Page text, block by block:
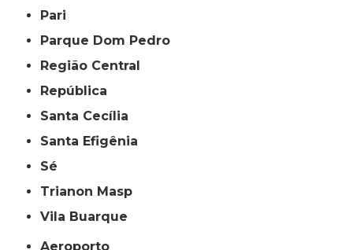
Pari
Parque Dom Pedro
Região Central
República
Santa Cecília
Santa Efigênia
Sé
Trianon Masp
Vila Buarque
Aeroporto